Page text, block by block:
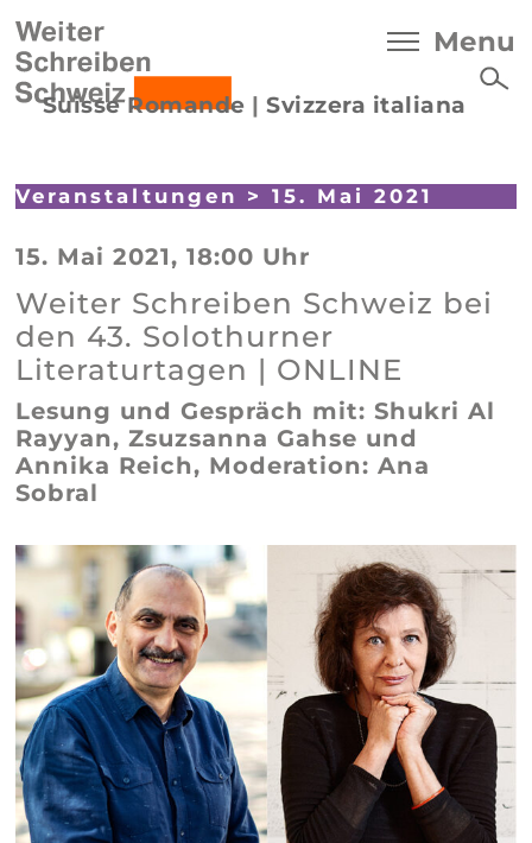
Suisse Romande |Svizzera italiana
Menu
Veranstaltungen > 15. Mai 2021
15. Mai 2021, 18:00 Uhr
Weiter Schreiben Schweiz bei
den 43. Solothurner
Literaturtagen | ONLINE
Lesung und Gespräch mit: Shukri Al
Rayyan, Zsuzsanna Gahse und
Annika Reich, Moderation: Ana
Sobral